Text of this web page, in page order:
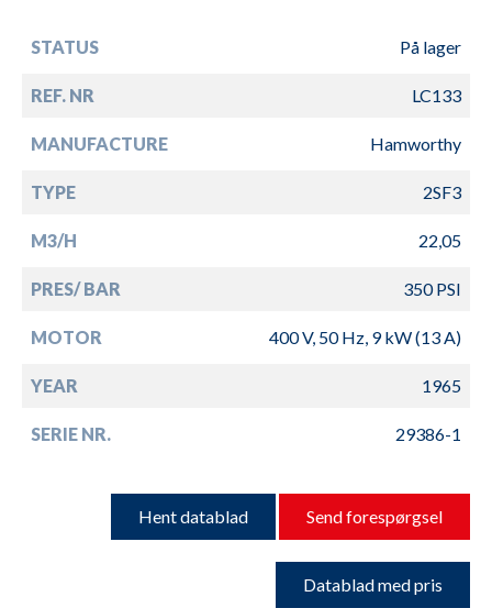
STATUS På lager
REF. NR LC133
MANUFACTURE Hamworthy
TYPE 2SF3
M3/H 22,05
PRES/ BAR 350 PSI
MOTOR 400 V, 50 Hz, 9 kW (13 A)
YEAR 1965
SERIE NR. 29386-1
Hent datablad Send forespørgsel
Datablad med pris